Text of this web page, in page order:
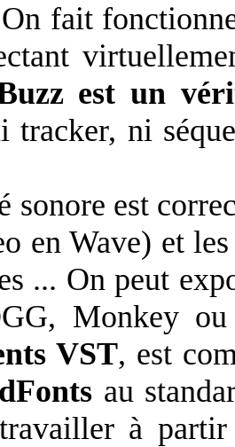
fait
est un
tracker, ni
sonore est
en Wave) et
... On peut
Monkey
VST, est
au
à